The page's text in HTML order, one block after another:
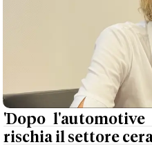
'Dopo
rischia il settore